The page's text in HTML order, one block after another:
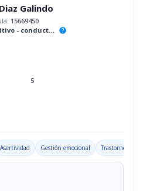
Galindo
15669450
Cognitivo - conductual help
5
Asertividad Gestión emocional Trastorno por